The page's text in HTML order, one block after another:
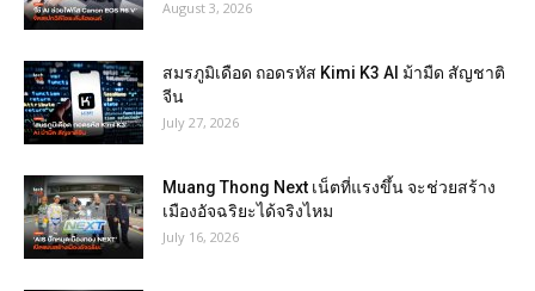
August 3, 2026
สมรภูมิเดือด ถอดรหัส Kimi K3 AI ม้ามืด สัญชาติ
จีน
July 27, 2026
Muang Thong Next เน็ตที่แรงขึ้น จะช่วยสร้าง
เมืองอัจฉริยะได้จริงไหม
July 16, 2026